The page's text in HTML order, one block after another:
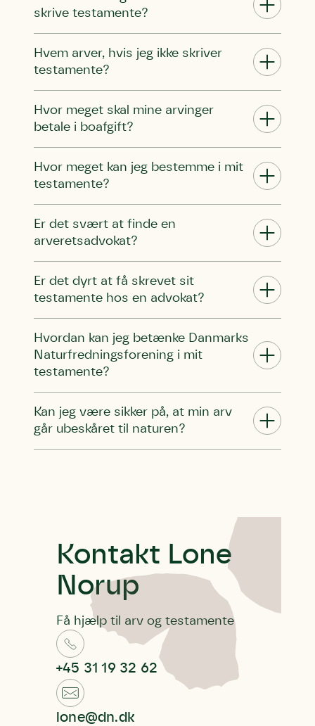
skrive testamente?
Hvem arver, hvis jeg ikke skriver
testamente?
Hvor meget skal mine arvinger
betale i boafgift?
Hvor meget kan jeg bestemme i mit
testamente?
Er det svært at finde en
arveretsadvokat?
Er det dyrt at få skrevet sit
testamente hos en advokat?
Hvordan kan jeg betænke Danmarks
Naturfredningsforening i mit
testamente?
Kan jeg være sikker på, at min arv
går ubeskåret til naturen?
Kontakt Lone
Norup
Få hjælp til arv og testamente
+45 31 19 32 62
lone@dn.dk
Linie 2
mest kendte af de danske humlebiarter.
Den store humlebi – eller brumbasse
som mange kalder den.
Andet punkt